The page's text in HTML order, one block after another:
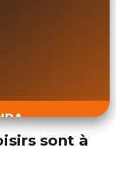
sont à